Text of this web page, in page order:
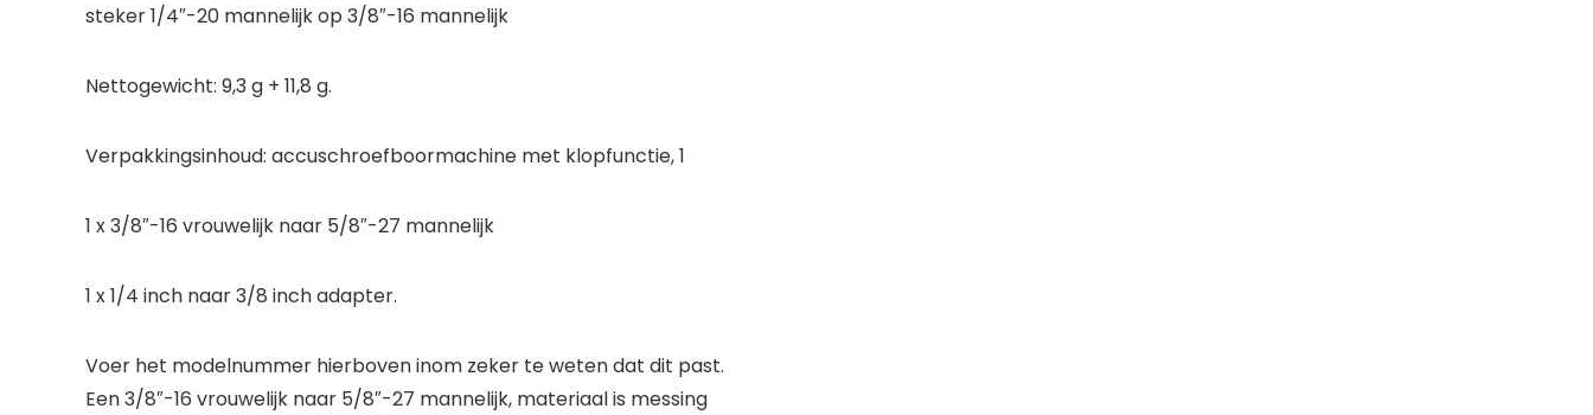
steker 1/4″-20 mannelijk op 3/8″-16 mannelijk
Nettogewicht: 9,3 g + 11,8 g.
Verpakkingsinhoud: accuschroefboormachine met klopfunctie, 1
1 x 3/8″-16 vrouwelijk naar 5/8″-27 mannelijk
1 x 1/4 inch naar 3/8 inch adapter.
Voer het modelnummer hierboven inom zeker te weten dat dit past.
Een 3/8″-16 vrouwelijk naar 5/8″-27 mannelijk, materiaal is messing